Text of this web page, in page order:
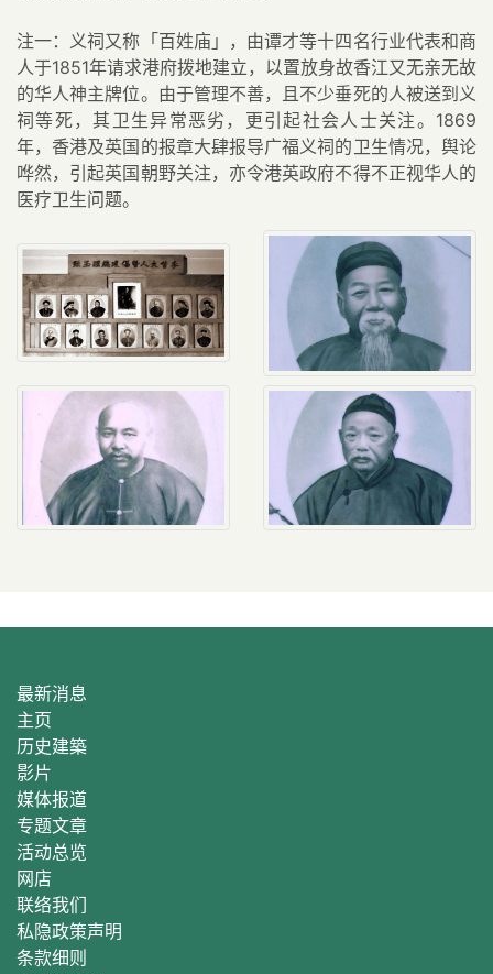
注一：义祠又称「百姓庙」，由谭才等十四名行业代表和商
人于1851年请求港府拨地建立，以置放身故香江又无亲无故
的华人神主牌位。由于管理不善，且不少垂死的人被送到义
祠等死，其卫生异常恶劣，更引起社会人士关注。1869
年，香港及英国的报章大肆报导广福义祠的卫生情况，舆论
哗然，引起英国朝野关注，亦令港英政府不得不正视华人的
医疗卫生问题。
最新消息
主页
历史建築
影片
媒体报道
专题文章
活动总览
网店
联络我们
私隐政策声明
条款细则